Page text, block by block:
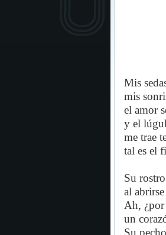
Mis
mis
el amor
y el
me trae
tal es el
Su
al
Ah,
un
Su